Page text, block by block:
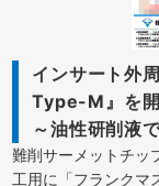
インサート外
Type-M』を
～油性研削液
難削サーメットチッ
工用に「フランクマ